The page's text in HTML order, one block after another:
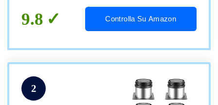
9.8 Controlla Su Amazon
2